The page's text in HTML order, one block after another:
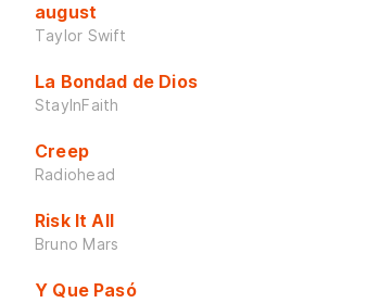
august
Taylor Swift
La Bondad de Dios
StayInFaith
Creep
Radiohead
Risk It All
Bruno Mars
Y Que Pasó